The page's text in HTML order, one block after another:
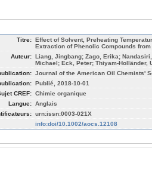
Titre: Effect of Solvent, Preheating
Extraction of Phenolic Compounds
Auteur: Liang, Jingbang; Zago, Erika;
Michael; Eck, Peter; Thiyam-Holländer,
Journal of the American Oil Chemists'
Publié, 2018-10-01
CREF: Chimie organique
Langue: Anglais
urn:issn:0003-021X
info:doi/10.1002/aocs.12108